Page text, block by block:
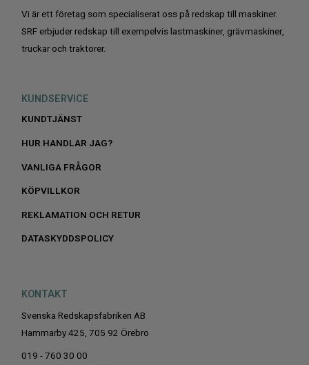
Vi är ett företag som specialiserat oss på redskap till maskiner.
SRF erbjuder redskap till exempelvis lastmaskiner, grävmaskiner,
truckar och traktorer.
KUNDSERVICE
KUNDTJÄNST
HUR HANDLAR JAG?
VANLIGA FRÅGOR
KÖPVILLKOR
REKLAMATION OCH RETUR
DATASKYDDSPOLICY
KONTAKT
Svenska Redskapsfabriken AB
Hammarby 425, 705 92 Örebro
019 - 760 30 00